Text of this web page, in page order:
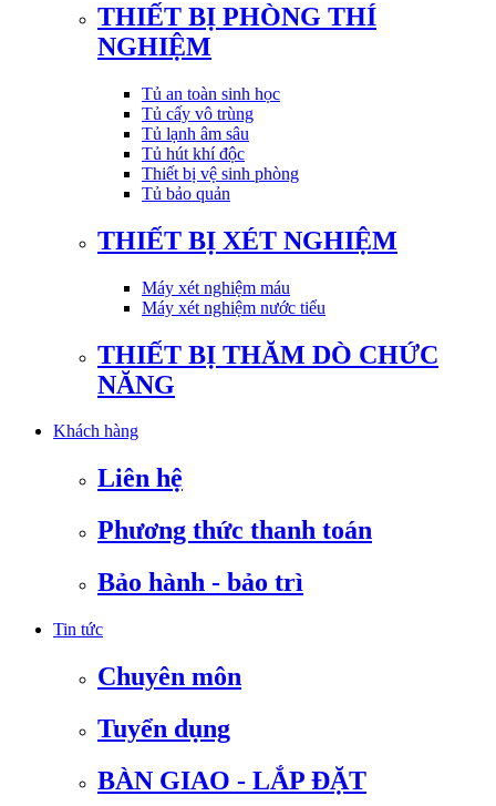
THIẾT BỊ PHÒNG THÍ
NGHIỆM
Tủ an toàn sinh học
Tủ cấy vô trùng
Tủ lạnh âm sâu
Tủ hút khí độc
Thiết bị vệ sinh phòng
Tủ bảo quản
THIẾT BỊ XÉT NGHIỆM
Máy xét nghiệm máu
Máy xét nghiệm nước tiểu
THIẾT BỊ THĂM DÒ CHỨC
NĂNG
Khách hàng
Liên hệ
Phương thức thanh toán
Bảo hành - bảo trì
Tin tức
Chuyên môn
Tuyển dụng
BÀN GIAO - LẮP ĐẶT